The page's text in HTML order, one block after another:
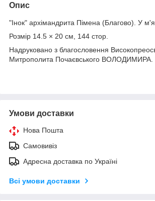
Опис
"Інок" архімандрита Пімена (Благово). У
Розмір 14.5 × 20 см, 144 стор.
Надруковано з благословення
Митрополита Почаєвського ВОЛОДИМИРА.
Умови доставки
Нова Пошта
Самовивіз
Адресна доставка по Україні
Всі умови доставки